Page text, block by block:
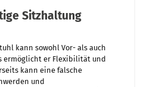
Sitzhaltung
kann sowohl Vor- als auch
ermöglicht er Flexibilität und
kann eine falsche
und